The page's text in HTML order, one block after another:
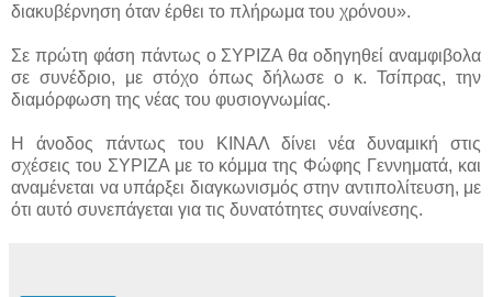
διακυβέρνηση όταν έρθει το πλήρωμα του χρόνου».
Σε πρώτη φάση πάντως ο ΣΥΡΙΖΑ θα οδηγηθεί αναμφιβολα
σε συνέδριο, με στόχο όπως δήλωσε ο κ. Τσίπρας, την
διαμόρφωση της νέας του φυσιογνωμίας.
Η άνοδος πάντως του ΚΙΝΑΛ δίνει νέα δυναμική στις
σχέσεις του ΣΥΡΙΖΑ με το κόμμα της Φώφης Γεννηματά, και
αναμένεται να υπάρξει διαγκωνισμός στην αντιπολίτευση, με
ότι αυτό συνεπάγεται για τις δυνατότητες συναίνεσης.